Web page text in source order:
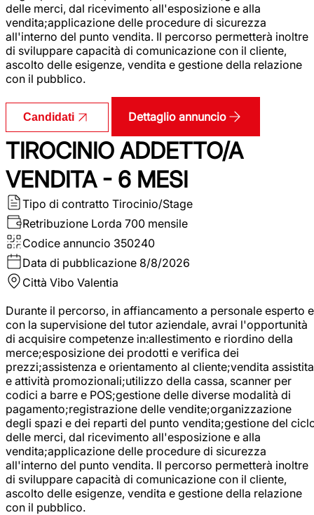
delle merci, dal ricevimento all'esposizione e alla
vendita;applicazione delle procedure di sicurezza
all'interno del punto vendita. Il percorso permetterà inoltre
di sviluppare capacità di comunicazione con il cliente,
ascolto delle esigenze, vendita e gestione della relazione
con il pubblico.
Candidati Dettaglio annuncio
TIROCINIO ADDETTO/A
VENDITA - 6 MESI
Tipo di contratto Tirocinio/Stage
Retribuzione Lorda 700 mensile
Codice annuncio 350240
Data di pubblicazione 8/8/2026
Città Vibo Valentia
Durante il percorso, in affiancamento a personale esperto e
con la supervisione del tutor aziendale, avrai l'opportunità
di acquisire competenze in:allestimento e riordino della
merce;esposizione dei prodotti e verifica dei
prezzi;assistenza e orientamento al cliente;vendita assistita
e attività promozionali;utilizzo della cassa, scanner per
codici a barre e POS;gestione delle diverse modalità di
pagamento;registrazione delle vendite;organizzazione
degli spazi e dei reparti del punto vendita;gestione del
delle merci, dal ricevimento all'esposizione e alla
vendita;applicazione delle procedure di sicurezza
all'interno del punto vendita. Il percorso permetterà inoltre
di sviluppare capacità di comunicazione con il cliente,
ascolto delle esigenze, vendita e gestione della relazione
con il pubblico.